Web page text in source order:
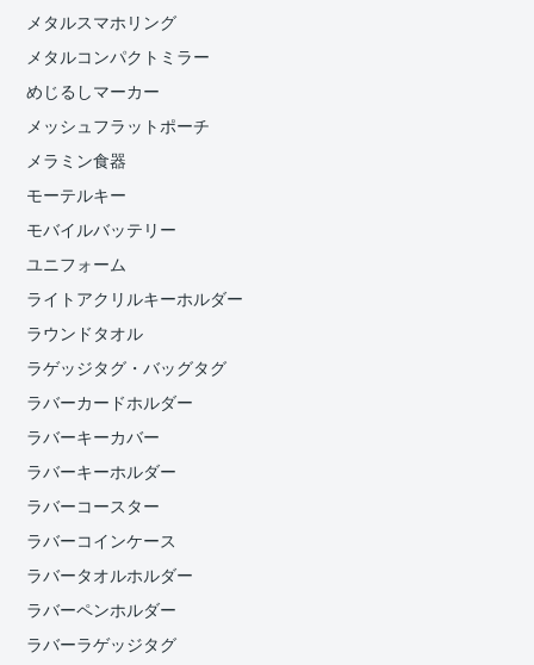
メタルスマホリング
メタルコンパクトミラー
めじるしマーカー
メッシュフラットポーチ
メラミン食器
モーテルキー
モバイルバッテリー
ユニフォーム
ライトアクリルキーホルダー
ラウンドタオル
ラゲッジタグ・バッグタグ
ラバーカードホルダー
ラバーキーカバー
ラバーキーホルダー
ラバーコースター
ラバーコインケース
ラバータオルホルダー
ラバーペンホルダー
ラバーラゲッジタグ